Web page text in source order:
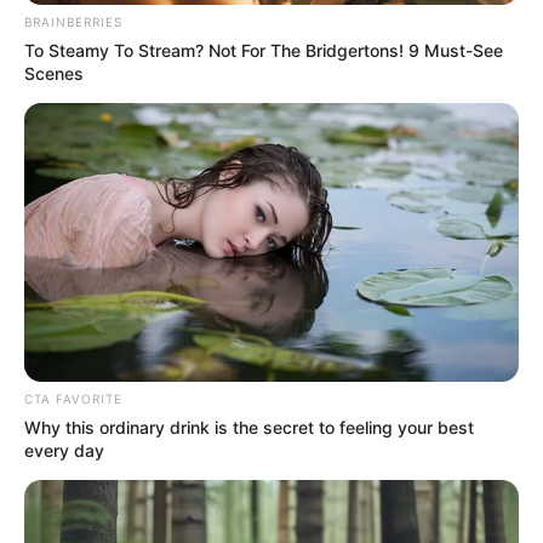
BRAINBERRIES
To Steamy To Stream? Not For The Bridgertons! 9 Must-See
Scenes
CTA FAVORITE
Why this ordinary drink is the secret to feeling your best
every day